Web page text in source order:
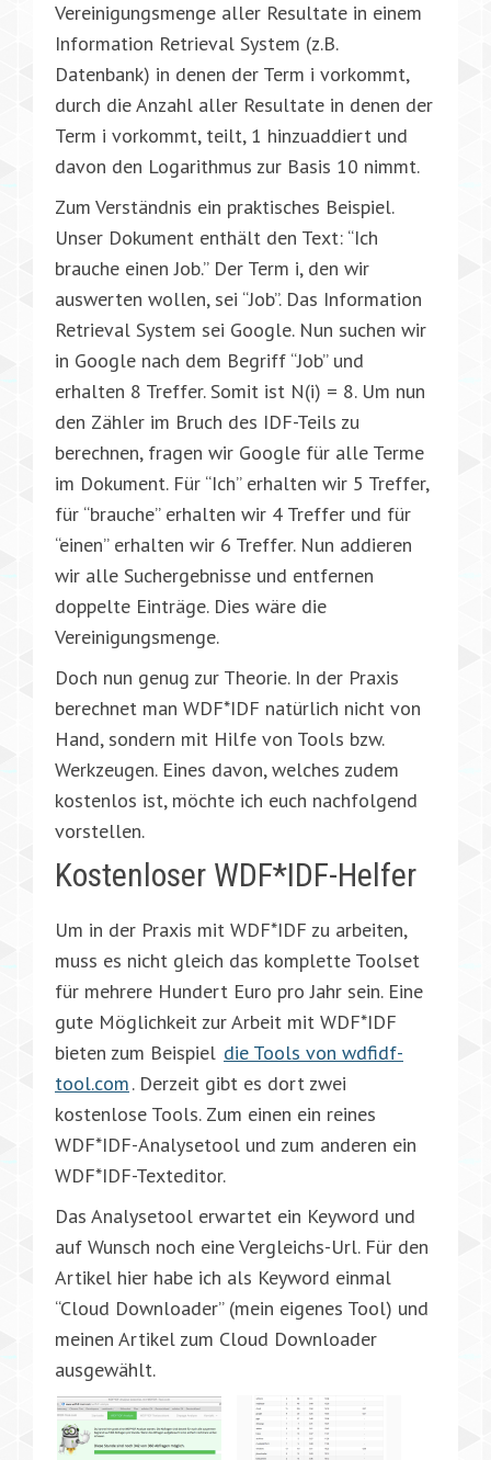
Vereinigungsmenge aller Resultate in einem
Information Retrieval System (z.B.
Datenbank) in denen der Term i vorkommt,
durch die Anzahl aller Resultate in denen der
Term i vorkommt, teilt, 1 hinzuaddiert und
davon den Logarithmus zur Basis 10 nimmt.
Zum Verständnis ein praktisches Beispiel.
Unser Dokument enthält den Text: “Ich
brauche einen Job.” Der Term i, den wir
auswerten wollen, sei “Job”. Das Information
Retrieval System sei Google. Nun suchen wir
in Google nach dem Begriff “Job” und
erhalten 8 Treffer. Somit ist N(i) = 8. Um nun
den Zähler im Bruch des IDF-Teils zu
berechnen, fragen wir Google für alle Terme
im Dokument. Für “Ich” erhalten wir 5 Treffer,
für “brauche” erhalten wir 4 Treffer und für
“einen” erhalten wir 6 Treffer. Nun addieren
wir alle Suchergebnisse und entfernen
doppelte Einträge. Dies wäre die
Vereinigungsmenge.
Doch nun genug zur Theorie. In der Praxis
berechnet man WDF*IDF natürlich nicht von
Hand, sondern mit Hilfe von Tools bzw.
Werkzeugen. Eines davon, welches zudem
kostenlos ist, möchte ich euch nachfolgend
vorstellen.
Kostenloser WDF*IDF-Helfer
Um in der Praxis mit WDF*IDF zu arbeiten,
muss es nicht gleich das komplette Toolset
für mehrere Hundert Euro pro Jahr sein. Eine
gute Möglichkeit zur Arbeit mit WDF*IDF
bieten zum Beispiel die Tools von wdfidf-
tool.com. Derzeit gibt es dort zwei
kostenlose Tools. Zum einen ein reines
WDF*IDF-Analysetool und zum anderen ein
WDF*IDF-Texteditor.
Das Analysetool erwartet ein Keyword und
auf Wunsch noch eine Vergleichs-Url. Für den
Artikel hier habe ich als Keyword einmal
“Cloud Downloader” (mein eigenes Tool) und
meinen Artikel zum Cloud Downloader
ausgewählt.